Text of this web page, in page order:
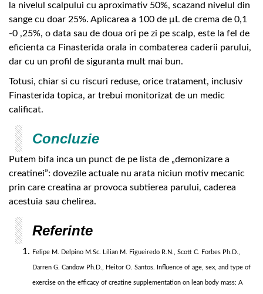
la nivelul scalpului cu aproximativ 50%, scazand nivelul din
sange cu doar 25%. Aplicarea a 100 de μL de crema de 0,1
-0 ,25%, o data sau de doua ori pe zi pe scalp, este la fel de
eficienta ca Finasterida orala in combaterea caderii parului,
dar cu un profil de siguranta mult mai bun.
Totusi, chiar si cu riscuri reduse, orice tratament, inclusiv
Finasterida topica, ar trebui monitorizat de un medic
calificat.
Concluzie
Putem bifa inca un punct de pe lista de „demonizare a
creatinei”: dovezile actuale nu arata niciun motiv mecanic
prin care creatina ar provoca subtierea parului, caderea
acestuia sau chelirea.
Referinte
Felipe M. Delpino M.Sc. Lílian M. Figueiredo R.N., Scott C. Forbes Ph.D.,
Darren G. Candow Ph.D., Heitor O. Santos. Influence of age, sex, and type of
exercise on the efficacy of creatine supplementation on lean body mass: A